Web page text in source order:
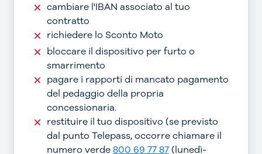
cambiare l'IBAN associato al tuo
contratto
richiedere lo Sconto Moto
bloccare il dispositivo per furto o
smarrimento
pagare i rapporti di mancato pagamento
del pedaggio della propria
concessionaria.
restituire il tuo dispositivo (se previsto
dal punto Telepass, occorre chiamare il
numero verde800 69 77 87(lunedì-